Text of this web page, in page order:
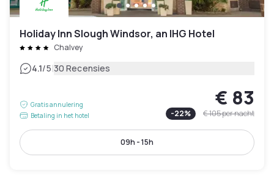
Holiday Inn Slough Windsor, an IHG Hotel
Chalvey
4.1/5|30 Recensies
Gratis annulering
Betaling in het hotel
€ 83
-22% € 105per nacht
09h - 15h